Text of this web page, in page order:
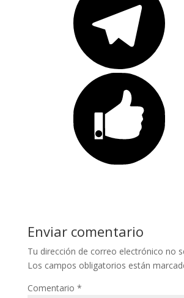
Enviar comentario
Tu dirección de correo electrónico no
Los campos obligatorios están
Comentario *